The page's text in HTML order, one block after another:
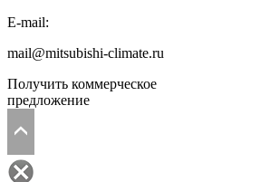
E-mail:
mail@mitsubishi-climate.ru
Получить коммерческое
предложение